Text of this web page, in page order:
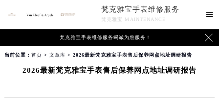
梵克雅宝手表维修服务
梵克雅宝 MAINTENANCE

梵克雅宝手表维修服务竭诚为您服务！ 
当前位置： 首页 > 文章库 > 2026最新梵克雅宝手表售后保养网点地址调研报告
2026最新梵克雅宝手表售后保养网点地址调研报告